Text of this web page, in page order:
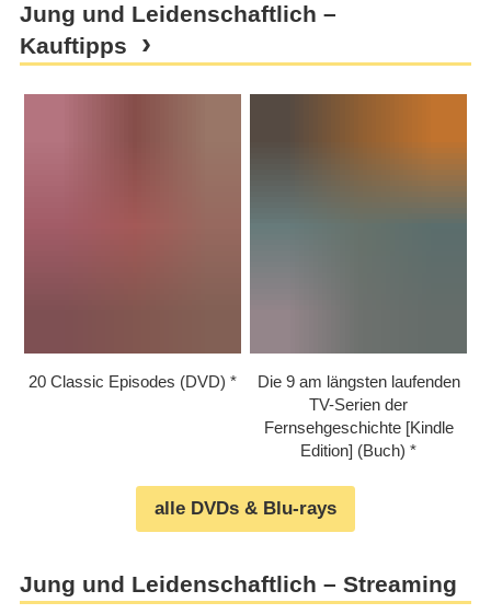
Jung und Leidenschaftlich –
Kauftipps
20 Classic Episodes (DVD)
Die 9 am längsten laufenden
TV-Serien der
Fernsehgeschichte [Kindle
Edition] (Buch)
alle DVDs & Blu-rays
Jung und Leidenschaftlich – Streaming